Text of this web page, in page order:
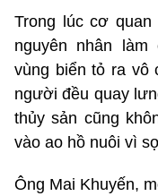
Trong lúc cơ
nguyên nhân
vùng biển tỏ ra vô
người đều quay
thủy sản cũng
vào ao hồ nuôi vì
Ông Mai Khuyến,